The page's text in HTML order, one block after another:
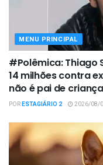
MENU PRINCIPAL
#Polêmica: Thiago
14 milhões contra
não é pai de criança
PORESTAGIÁRIO 2 2026/08/